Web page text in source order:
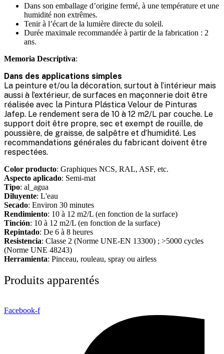
Dans son emballage d’origine fermé, à une température et une
humidité non extrêmes.
Tenir à l’écart de la lumière directe du soleil.
Durée maximale recommandée à partir de la fabrication : 2
ans.
Memoria Descriptiva:
Dans des applications simples
La peinture et/ou la décoration, surtout à l’intérieur mais
aussi à l’extérieur, de surfaces en maçonnerie doit être
réalisée avec la Pintura Plástica Velour de Pinturas
Jafep. Le rendement sera de 10 à 12 m2/L par couche. Le
support doit être propre, sec et exempt de rouille, de
poussière, de graisse, de salpêtre et d’humidité. Les
recommandations générales du fabricant doivent être
respectées.
Color producto: Graphiques NCS, RAL, ASF, etc.
Aspecto aplicado: Semi-mat
Tipo: al_agua
Diluyente: L'eau
Secado: Environ 30 minutes
Rendimiento: 10 à 12 m2/L (en fonction de la surface)
Tinción: 10 à 12 m2/L (en fonction de la surface)
Repintado: De 6 à 8 heures
Resistencia: Classe 2 (Norme UNE-EN 13300) ; >5000 cycles
(Norme UNE 48243)
Herramienta: Pinceau, rouleau, spray ou airless
Produits apparentés
Facebook-f